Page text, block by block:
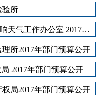
验所
克孜勒苏柯尔克孜自治州 人工影响天气工作办公室 2017年部门预算公开
所2017年部门预算公开
2017年部门预算公开
局2017年部门预算公开